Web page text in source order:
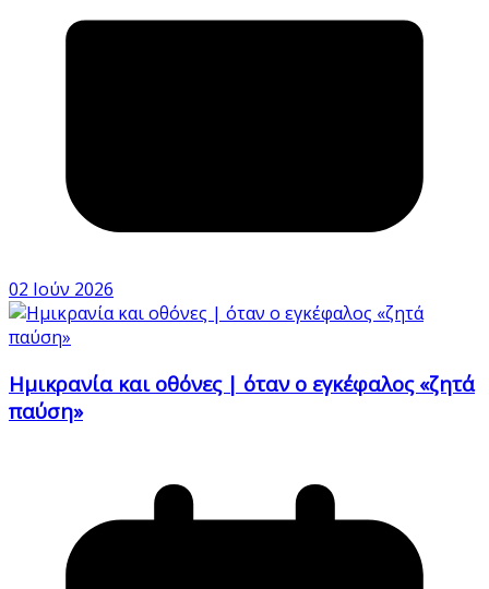
02 Ιούν 2026
Ημικρανία και οθόνες | όταν ο εγκέφαλος «ζητά
παύση»